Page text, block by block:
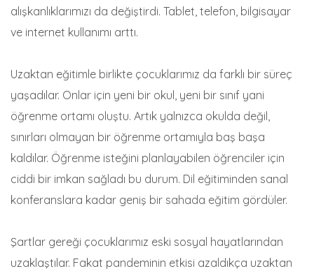
alışkanlıklarımızı da değiştirdi. Tablet, telefon, bilgisayar
ve internet kullanımı arttı.
Uzaktan eğitimle birlikte çocuklarımız da farklı bir süreç
yaşadılar. Onlar için yeni bir okul, yeni bir sınıf yani
öğrenme ortamı oluştu. Artık yalnızca okulda değil,
sınırları olmayan bir öğrenme ortamıyla baş başa
kaldılar. Öğrenme isteğini planlayabilen öğrenciler için
ciddi bir imkan sağladı bu durum. Dil eğitiminden sanal
konferanslara kadar geniş bir sahada eğitim gördüler.
Şartlar gereği çocuklarımız eski sosyal hayatlarından
uzaklaştılar. Fakat pandeminin etkisi azaldıkça uzaktan